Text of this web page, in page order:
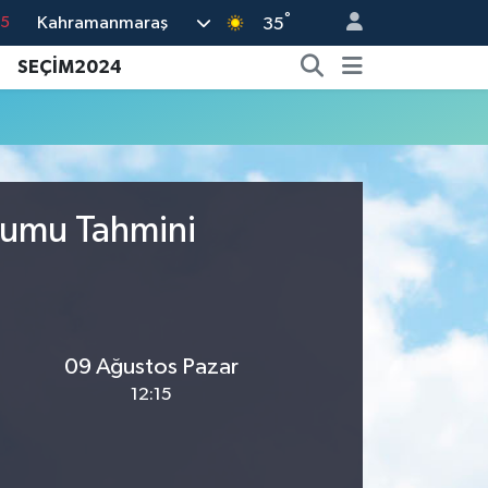
Kahramanmaraş 35°
SEÇİM2024
Tahmini
09 Ağustos Pazar
12:15